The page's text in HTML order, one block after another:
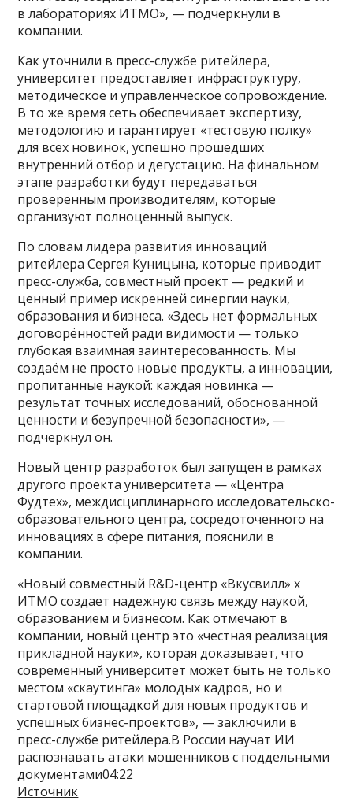
в лабораториях ИТМО», — подчеркнули в
компании.
Как уточнили в пресс-службе ритейлера,
университет предоставляет инфраструктуру,
методическое и управленческое сопровождение.
В то же время сеть обеспечивает экспертизу,
методологию и гарантирует «тестовую полку»
для всех новинок, успешно прошедших
внутренний отбор и дегустацию. На финальном
этапе разработки будут передаваться
проверенным производителям, которые
организуют полноценный выпуск.
По словам лидера развития инноваций
ритейлера Сергея Куницына, которые приводит
пресс-служба, совместный проект — редкий и
ценный пример искренней синергии науки,
образования и бизнеса. «Здесь нет формальных
договорённостей ради видимости — только
глубокая взаимная заинтересованность. Мы
создаём не просто новые продукты, а инновации,
пропитанные наукой: каждая новинка —
результат точных исследований, обоснованной
ценности и безупречной безопасности», —
подчеркнул он.
Новый центр разработок был запущен в рамках
другого проекта университета — «Центра
Фудтех», междисциплинарного исследовательско-
образовательного центра, сосредоточенного на
инновациях в сфере питания, пояснили в
компании.
«Новый совместный R&D-центр «Вкусвилл» x
ИТМО создает надежную связь между наукой,
образованием и бизнесом. Как отмечают в
компании, новый центр это «честная реализация
прикладной науки», которая доказывает, что
современный университет может быть не только
местом «скаутинга» молодых кадров, но и
стартовой площадкой для новых продуктов и
успешных бизнес-проектов», — заключили в
пресс-службе ритейлера.В России научат ИИ
распознавать атаки мошенников с поддельными
документами04:22
Источник